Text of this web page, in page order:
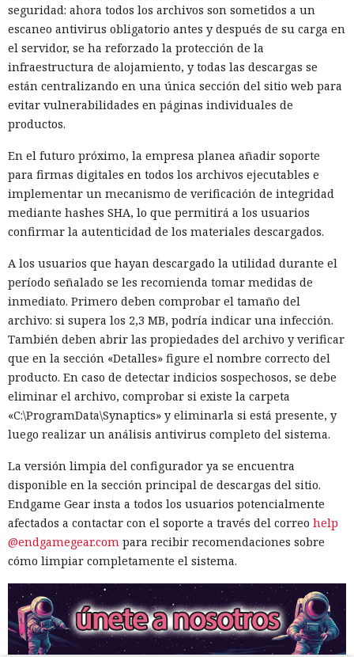
seguridad: ahora todos los archivos son sometidos a un
escaneo antivirus obligatorio antes y después de su carga en
el servidor, se ha reforzado la protección de la
infraestructura de alojamiento, y todas las descargas se
están centralizando en una única sección del sitio web para
evitar vulnerabilidades en páginas individuales de
productos.
En el futuro próximo, la empresa planea añadir soporte
para firmas digitales en todos los archivos ejecutables e
implementar un mecanismo de verificación de integridad
mediante hashes SHA, lo que permitirá a los usuarios
confirmar la autenticidad de los materiales descargados.
A los usuarios que hayan descargado la utilidad durante el
período señalado se les recomienda tomar medidas de
inmediato. Primero deben comprobar el tamaño del
archivo: si supera los 2,3 MB, podría indicar una infección.
También deben abrir las propiedades del archivo y verificar
que en la sección «Detalles» figure el nombre correcto del
producto. En caso de detectar indicios sospechosos, se debe
eliminar el archivo, comprobar si existe la carpeta
«C:\ProgramData\Synaptics» y eliminarla si está presente, y
luego realizar un análisis antivirus completo del sistema.
La versión limpia del configurador ya se encuentra
disponible en la sección principal de descargas del sitio.
Endgame Gear insta a todos los usuarios potencialmente
afectados a contactar con el soporte a través del correo help
@endgamegear.com para recibir recomendaciones sobre
cómo limpiar completamente el sistema.